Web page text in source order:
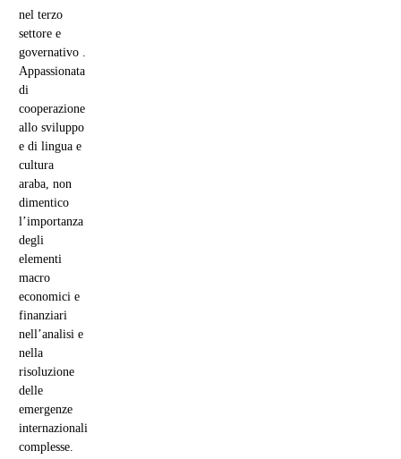
nel terzo
settore e
governativo .
Appassionata
di
cooperazione
allo sviluppo
e di lingua e
cultura
araba, non
dimentico
l’importanza
degli
elementi
macro
economici e
finanziari
nell’analisi e
nella
risoluzione
delle
emergenze
internazionali
complesse.